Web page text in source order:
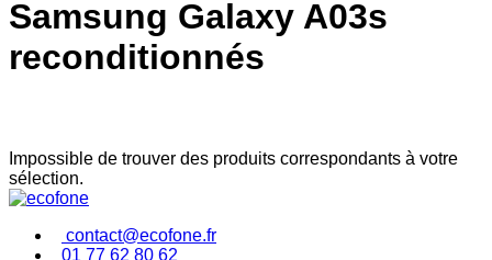
Samsung Galaxy A03s
reconditionnés
Impossible de trouver des produits correspondants à votre
sélection.
contact@ecofone.fr
01 77 62 80 62